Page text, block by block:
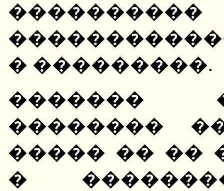
� ���������.
�������
��������
����� �� ��
�